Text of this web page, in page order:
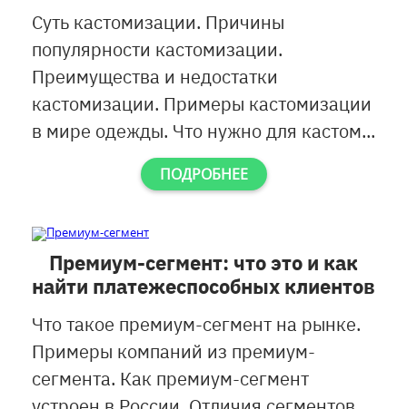
Суть кастомизации. Причины
популярности кастомизации.
Преимущества и недостатки
кастомизации. Примеры кастомизации
в мире одежды. Что нужно для кастом...
ПОДРОБНЕЕ
Премиум-сегмент: что это и как
найти платежеспособных клиентов
Что такое премиум-сегмент на рынке.
Примеры компаний из премиум-
сегмента. Как премиум-сегмент